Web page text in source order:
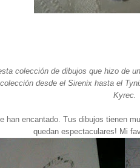
colección de dibujos que hizo de
desde el Sirenix hasta el
Kyrec.
han encantado. Tus dibujos tienen
quedan espectaculares! Mi